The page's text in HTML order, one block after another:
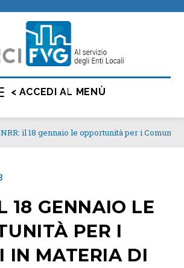
< ACCEDI AL MENÙ
il 18 gennaio le opportunità per i Comuni
18 GENNAIO LE
PER I
IN MATERIA DI